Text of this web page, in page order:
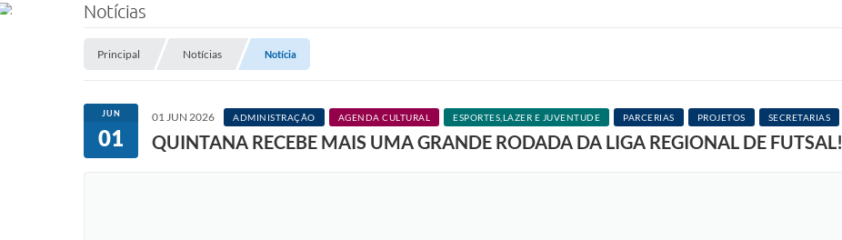
Notícias
Principal Notícias Notícia
JUN
01
01 JUN 2026 ADMINISTRAÇÃO AGENDA CULTURAL ESPORTES,LAZER E JUVENTUDE PARCERIAS PROJETOS SECRETARIAS
QUINTANA RECEBE MAIS UMA GRANDE RODADA DA LIGA REGIONAL DE FUTSAL!
I
G
A
R